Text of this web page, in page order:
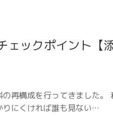
ェックポイント【
再構成を行ってきました。
りにくければ誰も見ない…